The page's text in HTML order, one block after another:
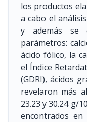
los productos
a cabo el
y además se
parámetros:
ácido fólico, la
el Índice
(GDRI), ácidos
revelaron más
23.23 y 30.24 g/
encontrados